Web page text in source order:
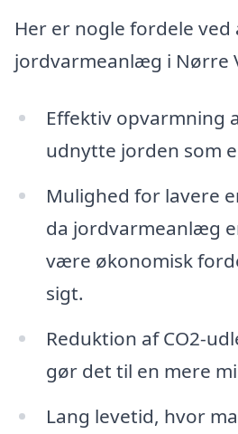
Her er nogle fordele
jordvarmeanlæg i Nørre
Effektiv opvarmning
udnytte jorden som
Mulighed for lavere
da jordvarmeanlæg
være økonomisk
sigt.
Reduktion af CO2-
gør det til en mere
Lang levetid, hvor